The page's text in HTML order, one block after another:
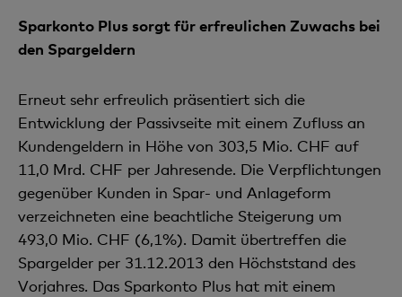
Sparkonto Plus sorgt für erfreulichen Zuwachs bei
den Spargeldern
Erneut sehr erfreulich präsentiert sich die
Entwicklung der Passivseite mit einem Zufluss an
Kundengeldern in Höhe von 303,5 Mio. CHF auf
11,0 Mrd. CHF per Jahresende. Die Verpflichtungen
gegenüber Kunden in Spar- und Anlageform
verzeichneten eine beachtliche Steigerung um
493,0 Mio. CHF (6,1%). Damit übertreffen die
Spargelder per 31.12.2013 den Höchststand des
Vorjahres. Das Sparkonto Plus hat mit einem